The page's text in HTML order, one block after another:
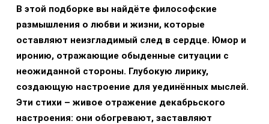
В этой подборке вы найдёте философские
размышления о любви и жизни, которые
оставляют неизгладимый след в сердце. Юмор и
иронию, отражающие обыденные ситуации с
неожиданной стороны. Глубокую лирику,
создающую настроение для уединённых мыслей.
Эти стихи – живое отражение декабрьского
настроения: они обогревают, заставляют